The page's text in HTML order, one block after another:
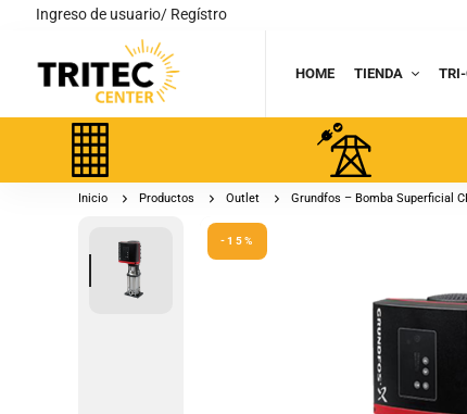
Ingreso de usuario/ Regístro
HOME TIENDA
Inicio Productos Outlet Grundfos – Bomba Superficial
-15%